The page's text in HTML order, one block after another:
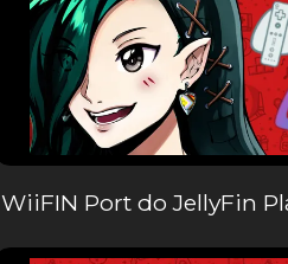
WiiFIN Port do JellyFin